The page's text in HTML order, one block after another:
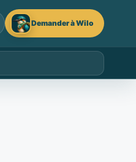
Demander à Wilo